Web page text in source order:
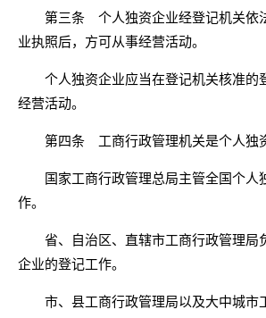
第三条 个人独资企业经登记机关依
业执照后，方可从事经营活动。
个人独资企业应当在登记机关核准的
经营活动。
第四条 工商行政管理机关是个人独资
国家工商行政管理总局主管全国个人
作。
省、自治区、直辖市工商行政管理局
企业的登记工作。
市、县工商行政管理局以及大中城市